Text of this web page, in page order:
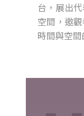
台，展出
空間，邀
時間與空間